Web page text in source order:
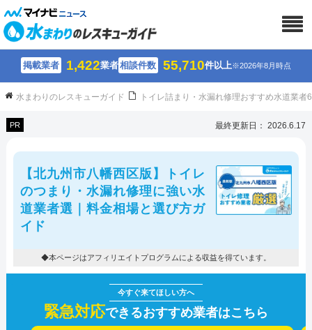
掲載業者 1,422業者相談件数 55,710件以上※2026年8月時点
水まわりのレスキューガイド トイレ詰まり・水漏れ修理おすすめ水道業
PR 最終更新日： 2026.6.17
【北九州市八幡西区版】トイレ
のつまり・水漏れ修理に強い水
道業者選｜料金相場と選び方ガ
イド
◆本ページはアフィリエイトプログラムによる収益を得ています。
緊急対応できるおすすめ業者はこちら